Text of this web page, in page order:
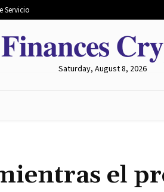
Servicio
𝐅𝐢𝐧𝐚𝐧𝐜𝐞𝐬
Saturday, August 8, 2026
el